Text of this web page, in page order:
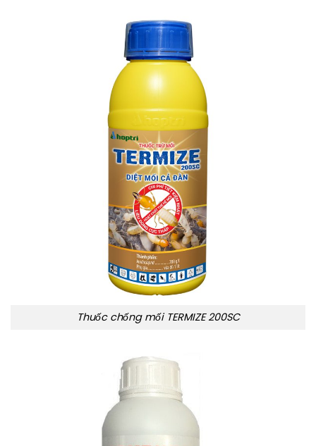
Thuốc chống mối TERMIZE 200SC